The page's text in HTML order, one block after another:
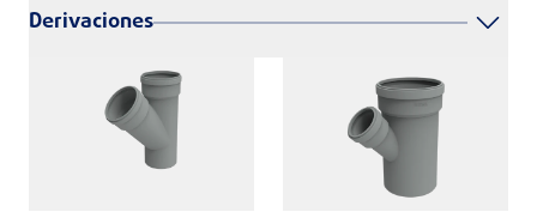
Derivaciones